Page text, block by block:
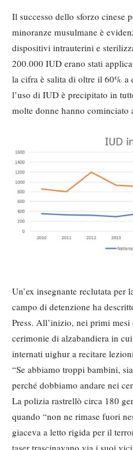
Il successo dello sforzo cinese
minoranze musulmane è
dispositivi intrauterini e
200.000 IUD erano stati
la cifra è salita di oltre il 60% a
l’uso di IUD è precipitato in
molte donne hanno cominciato
Un’ex insegnante reclutata per
campo di detenzione ha
Press. All’inizio, nei primi mesi
cerimonie di alzabandiera in
internati uighur a recitare
“Se abbiamo troppi bambini,
perché dobbiamo andare nei
La polizia rastrellò circa 180
quando “non ne rimase fuori
giaceva a letto rigida per il
taser trascinavano via i suoi